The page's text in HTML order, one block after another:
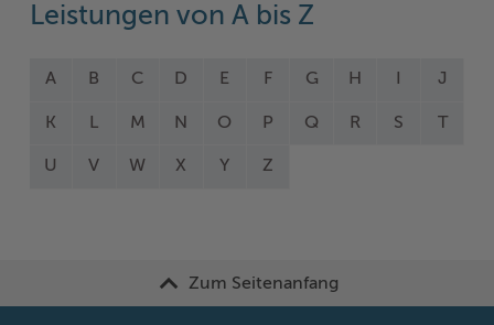
Leistungen von A bis Z
A B C D E F G H J
K L M N O P Q R S T
U V W X Y Z
Zum Seitenanfang